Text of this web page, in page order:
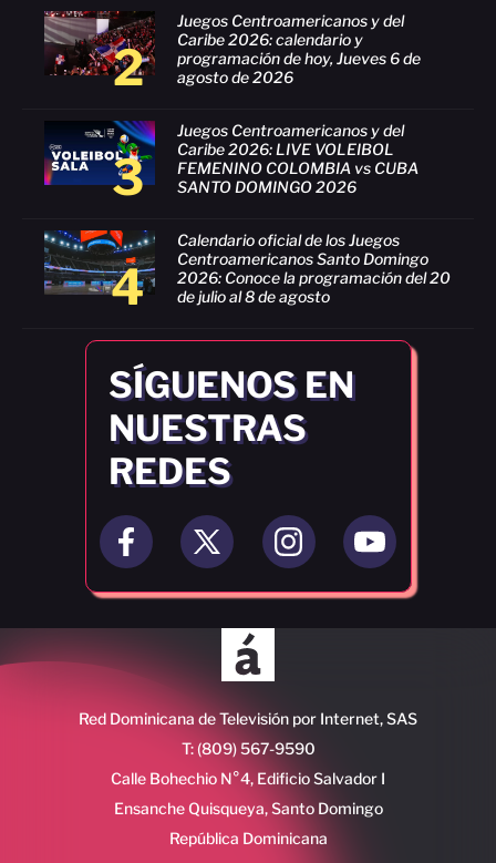
2
Juegos Centroamericanos y del
Caribe 2026: calendario y
programación de hoy, Jueves 6 de
agosto de 2026
3
Juegos Centroamericanos y del
Caribe 2026: LIVE VOLEIBOL
FEMENINO COLOMBIA vs CUBA
SANTO DOMINGO 2026
4
Calendario oficial de los Juegos
Centroamericanos Santo Domingo
2026: Conoce la programación del 20
de julio al 8 de agosto
SÍGUENOS EN
NUESTRAS
REDES
Red Dominicana de Televisión por Internet, SAS
T: (809) 567-9590
Calle Bohechio N°4, Edificio Salvador I
Ensanche Quisqueya, Santo Domingo
República Dominicana